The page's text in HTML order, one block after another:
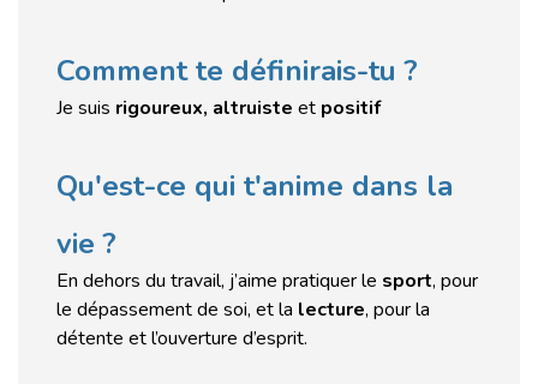
Comment te définirais-tu ?
Je suis rigoureux, altruiste et positif
Qu'est-ce qui t'anime dans la
vie ?
En dehors du travail, j’aime pratiquer le sport, pour
le dépassement de soi, et la lecture, pour la
détente et l’ouverture d’esprit.